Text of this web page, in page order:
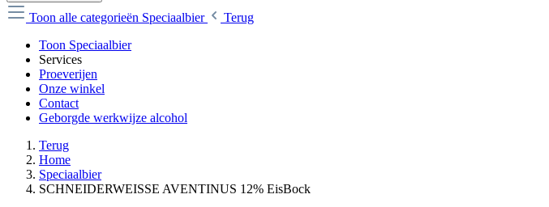
Toon alle categorieën Speciaalbier
Terug
Toon Speciaalbier
Services
Proeverijen
Onze winkel
Contact
Geborgde werkwijze alcohol
Terug
Home
Speciaalbier
SCHNEIDERWEISSE AVENTINUS 12% EisBock